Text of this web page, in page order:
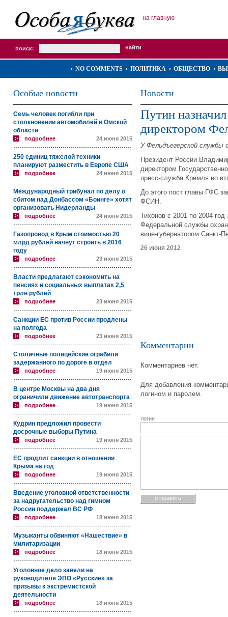
на главную
поиск:
NO COMMENTS ПОЛИТИКА ОБЩЕСТВО
Особые новости
Семь человек погибли при
столкновении автомобилей в Омской
области
подробнее 24 июня 2015
250 единиц тяжелой техники
планируют разместить в Европе США
подробнее 24 июня 2015
Международный трибунал по делу о
сбитом над Донбассом «Боинге» хотят
организовать Нидерланды
подробнее 24 июня 2015
Газопровод в Крым стоимостью 20
млрд рублей начнут строить в 2016
году
подробнее 23 июня 2015
Власти предлагают сэкономить на
пенсиях и социальных выплатах 2,5
трлн рублей
подробнее 23 июня 2015
Санкции ЕС против России продлены
на полгода
подробнее 23 июня 2015
Столичные полицейские ограбили
задержанного по дороге в отдел
подробнее 19 июня 2015
В центре Москвы на два дня
ограничили движение автотранспорта
подробнее 19 июня 2015
Кудрин предложил провести
досрочные выборы Путина
подробнее 19 июня 2015
ЕС продлит санкции в отношении
Крыма на год
подробнее 19 июня 2015
Введение уголовной ответственности
за надругательство над гимном
России поддержал ВС РФ
подробнее 18 июня 2015
Музыканты обвиняют «Нашествие» в
милитаризации
подробнее 18 июня 2015
Уголовное дело завели на
руководителя ЭПО «Русские» за
призывы к экстремистской
деятельности
подробнее 18 июня 2015
Новости
Путин
директором
У Фельдъегерской службы
Президент России
директором
пресс-служба Кремля во
До этого пост главы ГФС
ФСИН.
Тихонов с 2001 по 2004 год
Федеральной службы
вице-губернатором Санкт-
26 июня 2012
Комментарии
Комментариев нет.
Для добавления
логином и паролем.
логин